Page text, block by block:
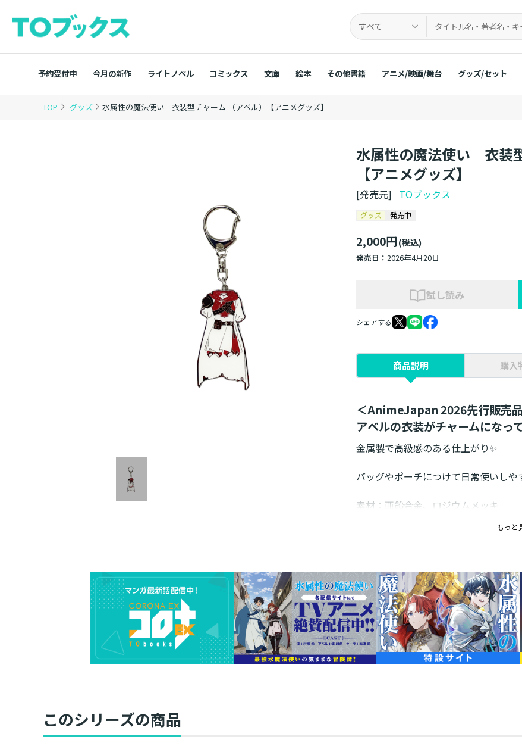
すべて
予約受付中 今月の新作 ライトノベル コミックス 文庫 絵本 その他書籍 アニメ/映画/舞台 グッズ/セット
TOP グッズ 水属性の魔法使い 衣装型チャーム （アベル）【アニメグッズ】
水属性の魔法使い 衣装
【アニメグッズ】
[発売元] TOブックス
グッズ 発売中
2,000円(税込)
発売日：2026年4月20日
試し読み
シェアする
商品説明 購入
＜AnimeJapan 2026先行販売
アベルの衣装がチャームになっ
金属製で高級感のある仕上がり✨
バッグやポーチにつけて日常使いしや
素材：亜鉛合金、ロジウムメッキ
もっと
このシリーズの商品